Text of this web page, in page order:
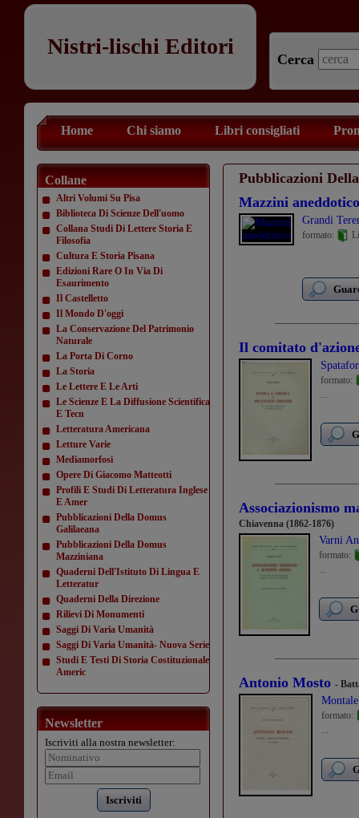
Nistri-lischi Editori
Cerca
Home Chi siamo Libri consigliati
Collane
Altri Volumi Su Pisa
Biblioteca Di Scienze Dell'uomo
Collana Studi Di Lettere Storia E
Filosofia
Cultura E Storia Pisana
Edizioni Rare O In Via Di
Esaurimento
Il Castelletto
Il Mondo D'oggi
La Conservazione Del Patrimonio
Naturale
La Porta Di Corno
La Storia
Le Lettere E Le Arti
Le Scienze E La Diffusione Scientifica
E Tecn
Letteratura Americana
Letture Varie
Mediamorfosi
Opere Di Giacomo Matteotti
Profili E Studi Di Letteratura Inglese
E Amer
Pubblicazioni Della Domus
Galilaeana
Pubblicazioni Della Domus
Mazziniana
Quaderni Dell'Istituto Di Lingua E
Letteratur
Quaderni Della Direzione
Rilievi Di Monumenti
Saggi Di Varia Umanità
Saggi Di Varia Umanità- Nuova Serie
Studi E Testi Di Storia Costituzionale
Americ
Newsletter
Iscriviti alla nostra newsletter:
Iscriviti
Pubblicazioni
Mazzini aneddotico
Grandi
formato:
Il comitato
formato:
...
Associazionismo
Chiavenna (1862-1876)
Varni
formato:
...
Antonio Mosto -
formato:
...